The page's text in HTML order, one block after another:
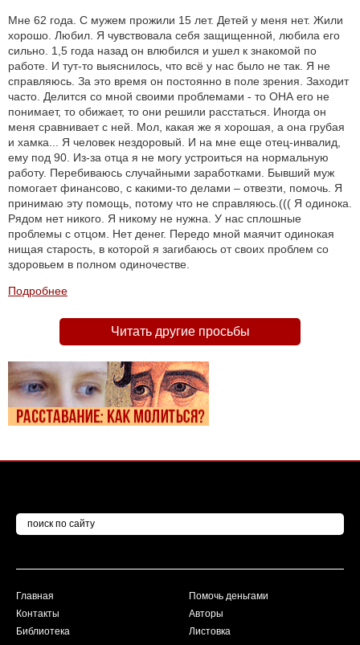
Мне 62 года. С мужем прожили 15 лет. Детей у меня нет. Жили
хорошо. Любил. Я чувствовала себя защищенной, любила его
сильно. 1,5 года назад он влюбился и ушел к знакомой по
работе. И тут-то выяснилось, что всё у нас было не так. Я не
справляюсь. За это время он постоянно в поле зрения. Заходит
часто. Делится со мной своими проблемами - то ОНА его не
понимает, то обижает, то они решили расстаться. Иногда он
меня сравнивает с ней. Мол, какая же я хорошая, а она грубая
и хамка... Я человек нездоровый. И на мне еще отец-инвалид,
ему под 90. Из-за отца я не могу устроиться на нормальную
работу. Перебиваюсь случайными заработками. Бывший муж
помогает финансово, с какими-то делами – отвезти, помочь. Я
принимаю эту помощь, потому что не справляюсь.((( Я одинока.
Рядом нет никого. Я никому не нужна. У нас сплошные
проблемы с отцом. Нет денег. Передо мной маячит одинокая
нищая старость, в которой я загибаюсь от своих проблем со
здоровьем в полном одиночестве.
Подробнее
Читать другие просьбы
Главная
Контакты
Библиотека
Помочь деньгами
Авторы
Листовка